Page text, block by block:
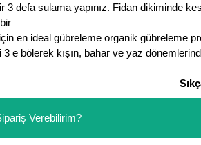
defa sulama yapınız. Fidan dikiminde
en ideal gübreleme organik gübreleme
e bölerek kışın, bahar ve yaz
Verebilirim?